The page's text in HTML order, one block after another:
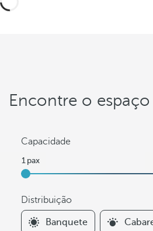
Encontre o
Capacidade
Distribuição
F
Banquete